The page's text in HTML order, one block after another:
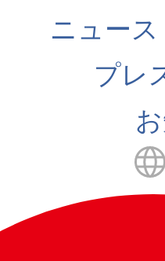
ニュー
プレ